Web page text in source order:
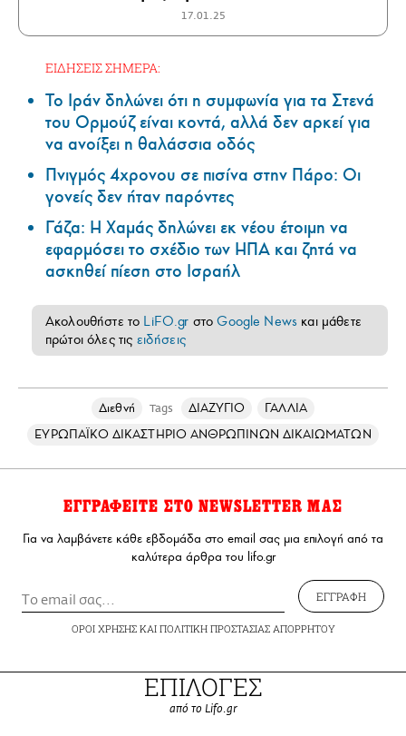
17.01.25
ΕΙΔΗΣΕΙΣ ΣΗΜΕΡΑ:
Το Ιράν δηλώνει ότι η συμφωνία για τα Στενά
του Ορμούζ είναι κοντά, αλλά δεν αρκεί για
να ανοίξει η θαλάσσια οδός
Πνιγμός 4χρονου σε πισίνα στην Πάρο: Οι
γονείς δεν ήταν παρόντες
Γάζα: Η Χαμάς δηλώνει εκ νέου έτοιμη να
εφαρμόσει το σχέδιο των ΗΠΑ και ζητά να
ασκηθεί πίεση στο Ισραήλ
Ακολουθήστε το LiFO.gr στοGoogle News και μάθετε
πρώτοι όλες τις ειδήσεις
Διεθνή Tags ΔΙΑΖΥΓΙΟ
ΓΑΛΛΙΑ
ΕΥΡΩΠΑΪΚΟ ΔΙΚΑΣΤΗΡΙΟ ΑΝΘΡΩΠΙΝΩΝ ΔΙΚΑΙΩΜΑΤΩΝ
ΕΓΓΡΑΦΕΙΤΕ ΣΤΟ NEWSLETTER ΜΑΣ
Για να λαμβάνετε κάθε εβδομάδα στο email σας μια επιλογή από τα
καλύτερα άρθρα του lifo.gr
ΕΓΓΡΑΦΗ
ΟΡΟΙ ΧΡΗΣΗΣΚΑΙ ΠΟΛΙΤΙΚΗ ΠΡΟΣΤΑΣΙΑΣ ΑΠΟΡΡΗΤΟΥ
ΕΠΙΛΟΓΕΣ
από το Lifo.gr